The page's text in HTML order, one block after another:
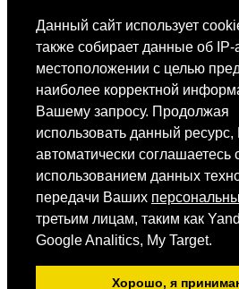
Данный сайт использует
также собирает данные об IP-
местоположении с целью
наиболее корректной
Вашему запросу. Продолжая
использовать данный
автоматически соглашаетесь
использованием данных
передачи Ваших
третьим лицам, таким как
Google Analitics, My Target.
Хорошо, я
Специалисты
Выбор звезд
Мобильное
Android